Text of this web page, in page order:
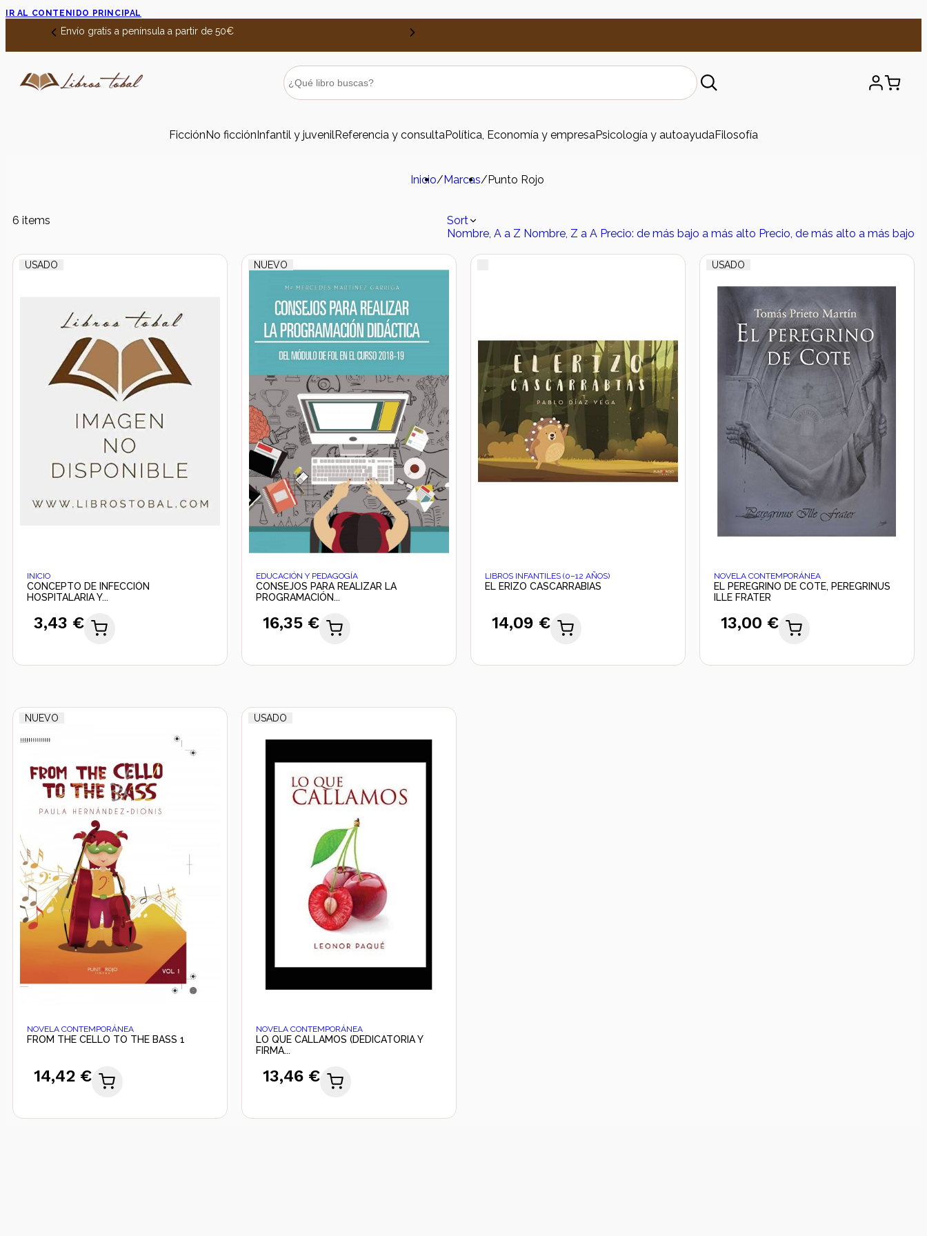
IR AL CONTENIDO PRINCIPAL
Envío gratis a península a partir de 50€
FicciónNo ficciónInfantil y juvenilReferencia y consultaPolítica, Economía y empresaPsicología y autoayudaFilosofía
Inicio/Marcas/Punto Rojo
6 items
Sort
Nombre, A a Z Nombre, Z a A Precio: de más bajo a más alto Precio, de más alto a más bajo
USADO
INICIO
CONCEPTO DE INFECCIÓN
HOSPITALARIA Y...
3,43 €
NUEVO
EDUCACIÓN Y PEDAGOGÍA
CONSEJOS PARA REALIZAR LA
PROGRAMACIÓN...
16,35 €
LIBROS INFANTILES (0–12 AÑOS)
EL ERIZO CASCARRABIAS
14,09 €
USADO
NOVELA CONTEMPORÁNEA
EL PEREGRINO DE COTE, PEREGRINUS
ILLE FRATER
13,00 €
NUEVO
NOVELA CONTEMPORÁNEA
FROM THE CELLO TO THE BASS 1
14,42 €
USADO
NOVELA CONTEMPORÁNEA
LO QUE CALLAMOS (DEDICATORIA Y
FIRMA...
13,46 €